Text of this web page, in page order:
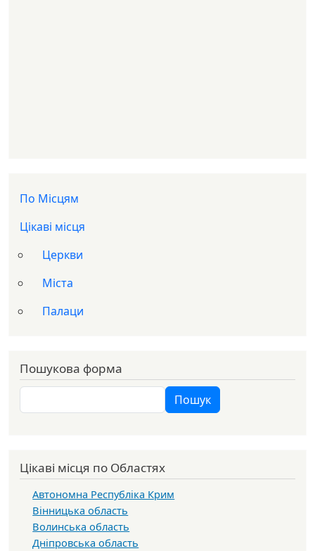
Доп меню
По Місцям
Цікаві місця
Церкви
Міста
Палаци
Пошукова форма
Пошук Пошук
Цікаві місця по Областях
Автономна Республіка Крим
Вінницька область
Волинська область
Дніпровська область